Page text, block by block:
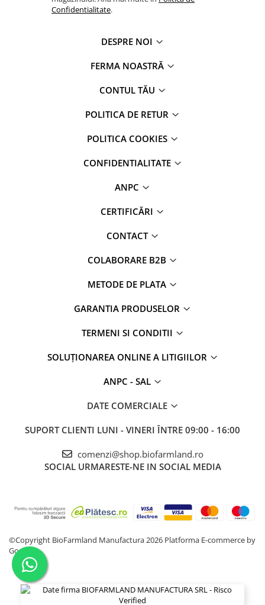
Confidentialitate.
DESPRE NOI
FERMA NOASTRĂ
CONTUL TĂU
POLITICA DE RETUR
POLITICA COOKIES
CONFIDENTIALITATE
ANPC
CERTIFICĂRI
CONTACT
COLABORARE B2B
METODE DE PLATA
GARANTIA PRODUSELOR
TERMENI SI CONDITII
SOLUȚIONAREA ONLINE A LITIGIILOR
ANPC - SAL
DATE COMERCIALE
SUPORT CLIENTI LUNI - VINERI ÎNTRE 09:00 - 16:00
comenzi@shop.biofarmland.ro
SOCIAL URMARESTE-NE IN SOCIAL MEDIA
©Copyright BioFarmland Manufactura 2026 Platforma E-commerce by
Gomag